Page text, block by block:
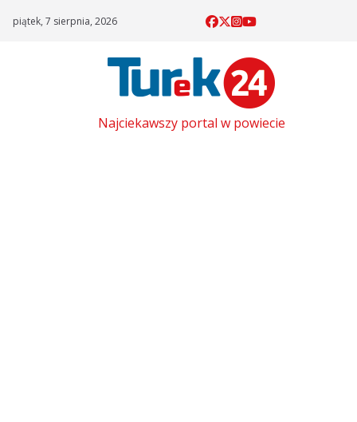
piątek, 7 sierpnia, 2026
Najciekawszy portal w powiecie